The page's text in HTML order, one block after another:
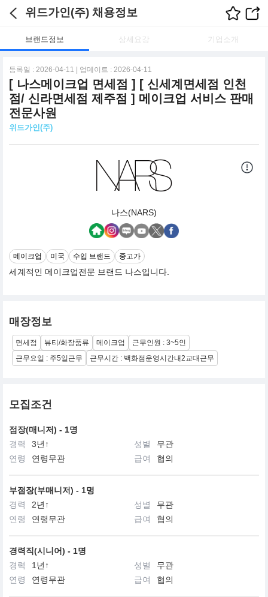
위드가인(주) 채용정보
브랜드정보 상세요강 기업소개
등록일 : 2026-04-11 | 업데이트 : 2026-04-11
[ 나스메이크업 면세점 ] [ 신세계면세점 인천
점/ 신라면세점 제주점 ] 메이크업 서비스 판매
전문사원
위드가인(주)
나스(NARS)
메이크업 미국 수입 브랜드 중고가
세계적인 메이크업전문 브랜드 나스입니다.
매장정보
면세점 뷰티/화장품류 메이크업
근무인원 : 3~5인
근무요일 : 주5일근무
근무시간 : 백화점운영시간내2교대근무
모집조건
점장(매니저) - 1명
경력
3년↑ 성별
무관
연령
연령무관 급여 협의
부점장(부매니저) - 1명
경력
2년↑ 성별
무관
연령
연령무관 급여 협의
경력직(시니어) - 1명
경력
1년↑ 성별
무관
연령
연령무관 급여 협의